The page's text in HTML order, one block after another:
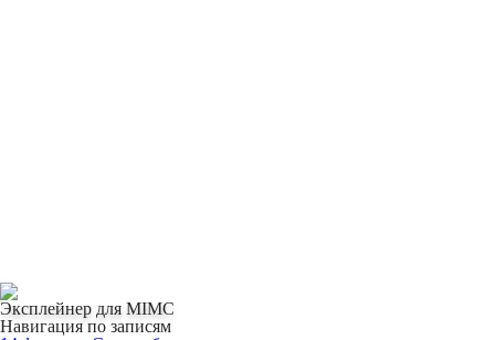
Эксплейнер для MIMC
Навигация по записям